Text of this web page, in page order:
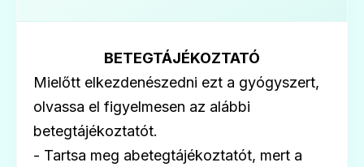
BETEGTÁJÉKOZTATÓ
Mielőtt elkezdenészedni ezt a gyógyszert,
olvassa el figyelmesen az alábbi
betegtájékoztatót.
- Tartsa meg abetegtájékoztatót, mert a